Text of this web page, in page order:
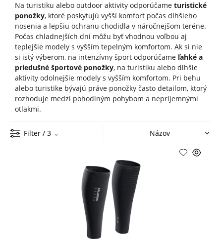
Na turistiku alebo outdoor aktivity odporúčame turistické
ponožky, ktoré poskytujú vyšší komfort počas dlhšieho
nosenia a lepšiu ochranu chodidla v náročnejšom teréne.
Počas chladnejších dní môžu byť vhodnou voľbou aj
teplejšie modely s vyšším tepelným komfortom. Ak si nie
si istý výberom, na intenzívny šport odporúčame ľahké a
priedušné športové ponožky, na turistiku alebo dlhšie
aktivity odolnejšie modely s vyšším komfortom. Pri behu
alebo turistike bývajú práve ponožky často detailom, ktorý
rozhoduje medzi pohodlným pohybom a nepríjemnými
otlakmi.
Filter / 3